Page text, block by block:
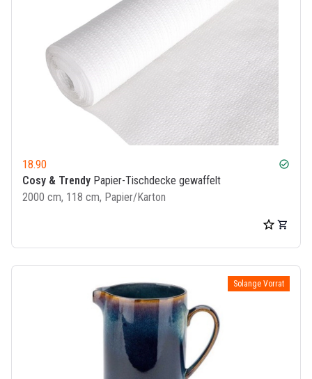
18.90 check_circle
Cosy & Trendy Papier-Tischdecke gewaffelt
2000 cm, 118 cm, Papier/Karton
Solange Vorrat